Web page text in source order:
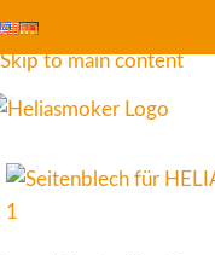
Skip to navigation
Skip to main content